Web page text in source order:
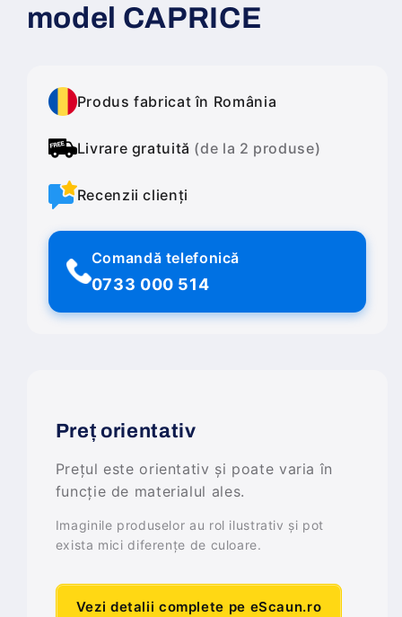
model CAPRICE
Produs fabricat în România
Livrare gratuită (de la 2 produse)
Recenzii clienți
Comandă telefonică
0733 000 514
Preț orientativ
Prețul este orientativ și poate varia în
funcție de materialul ales.
Imaginile produselor au rol ilustrativ și pot
exista mici diferențe de culoare.
Vezi detalii complete pe eScaun.ro